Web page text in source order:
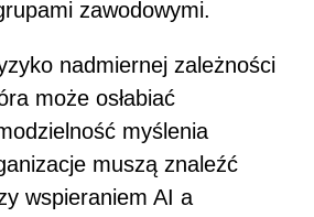
zawodowymi.
nadmiernej zależności
może osłabiać
myślenia
muszą znaleźć
wspieraniem AI a